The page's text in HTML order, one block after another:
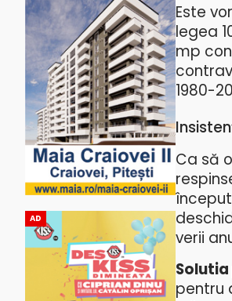
AD
Este
legea
mp
1980-
Ca să
început
verii
pentru